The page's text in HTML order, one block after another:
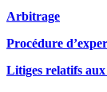
Arbitrage
Procédure
Litiges relatifs